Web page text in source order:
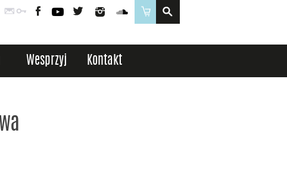
PocztaLogowanie
FacebookYouTubeTwitter InstagramSoundCloud
Sklep
Wesprzyj Kontakt